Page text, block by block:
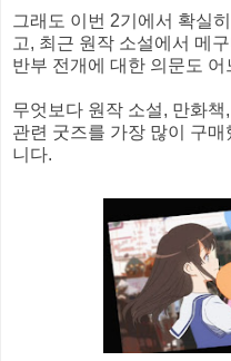
그래도 이번 2기에서 확실
고, 최근 원작 소설에서 메
반부 전개에 대한 의문도
무엇보다 원작 소설, 만화책
관련 굿즈를 가장 많이 구
니다.